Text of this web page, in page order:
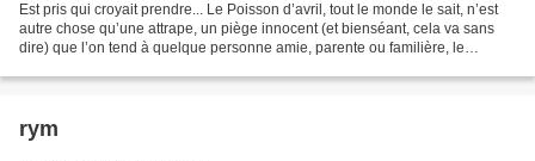
Est pris qui croyait prendre... Le Poisson d’avril, tout le monde le sait, n’est
autre chose qu’une attrape, un piège innocent (et bienséant, cela va sans
dire) que l’on tend à quelque personne amie, parente ou familière, le
rym